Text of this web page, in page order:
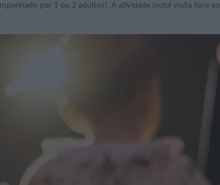
por 1 ou 2 adultos). A atividade inclui visita livre ao